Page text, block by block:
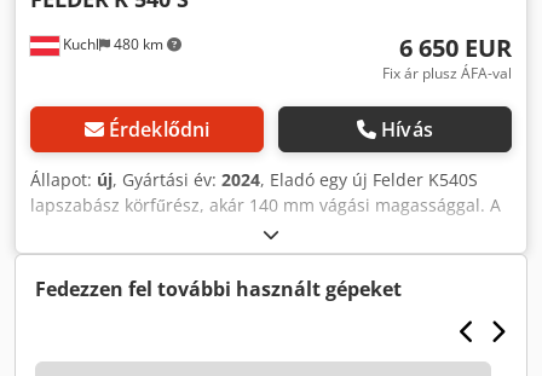
Kuchl 480 km 6 650 EUR
Fix ár plusz ÁFA-val
Érdeklődni Hívás
Állapot: új, Gyártási év: 2024, Eladó egy új Felder K540S
lapszabász körfűrész, akár 140 mm vágási magassággal. A
gép bemutatógépként szerepel bemutatótermünkben, így
újszerű állapotban van (teljes garanciával). Műszaki adatok:
- Vágásmagasság: 140 mm - Fűrészlap átmérője: 300-400
mm - Motor: 5,5 kW / 7,5 LE - X-Roll formátum-tolóasztal,
vágáshossz: 2800 mm - Párhuzamos vágásszélesség: 800
mm Djdpjy R N Apofx Aagokr - Kinyúló asztal: 1300 mm -
Fedezzen fel további használt gépeket